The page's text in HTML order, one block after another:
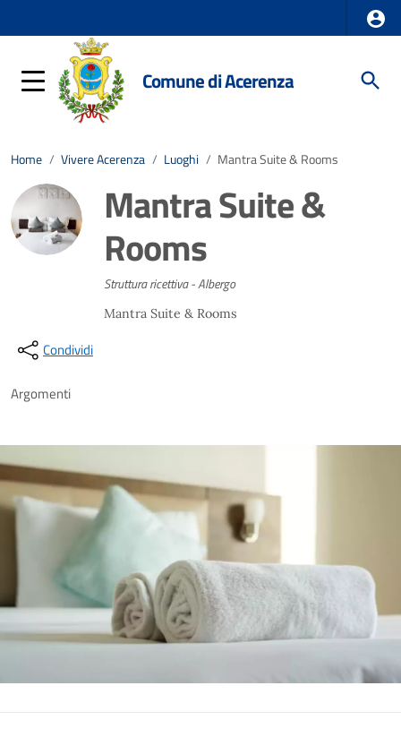
Comune di Acerenza
Home / Vivere Acerenza / Luoghi / Mantra Suite & Rooms
Mantra Suite &
Rooms
Struttura ricettiva - Albergo
Mantra Suite & Rooms
Condividi
Argomenti